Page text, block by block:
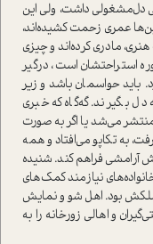
دل‌مشغولی داشت، ولی این
عمری زحمت کشیده‌اند،
مادری کرده‌اند و چیزی
استراحتشان است، درگیر
باید حواسمان باشد و زیر
دل بگیرند. گه‌گاه که خبری
می‌شد یا اگر به صورت
به تکاپو می‌افتاد و همه
آرامشی فراهم کند. شنیده
نیازمند کمک‌های
بود. اهل شو و نمایش
و اهالی زورخانه را به